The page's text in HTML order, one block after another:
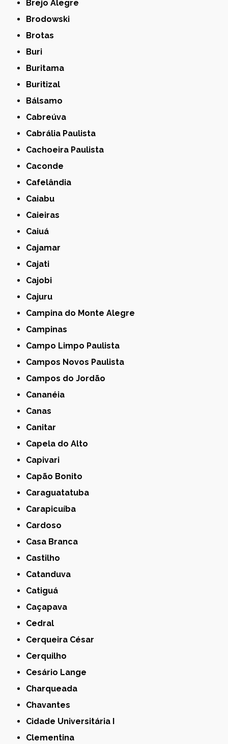
Brejo Alegre
Brodowski
Brotas
Buri
Buritama
Buritizal
Bálsamo
Cabreúva
Cabrália Paulista
Cachoeira Paulista
Caconde
Cafelândia
Caiabu
Caieiras
Caiuá
Cajamar
Cajati
Cajobi
Cajuru
Campina do Monte Alegre
Campinas
Campo Limpo Paulista
Campos Novos Paulista
Campos do Jordão
Cananéia
Canas
Canitar
Capela do Alto
Capivari
Capão Bonito
Caraguatatuba
Carapicuíba
Cardoso
Casa Branca
Castilho
Catanduva
Catiguá
Caçapava
Cedral
Cerqueira César
Cerquilho
Cesário Lange
Charqueada
Chavantes
Cidade Universitária I
Clementina